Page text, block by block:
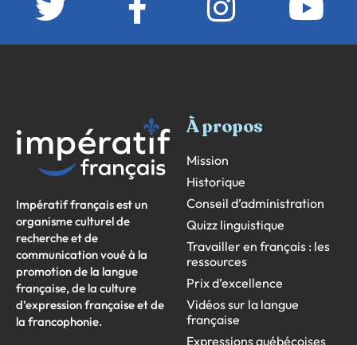
Impératif français est un
organisme culturel de
recherche et de
communication voué à la
promotion de la langue
française, de la culture
d’expression française et de
la francophonie.
À propos
Mission
Historique
Conseil d’administration
Quizz linguistique
Travailler en français : les
ressources
Prix d’excellence
Vidéos sur la langue
française
Expressions québécoises